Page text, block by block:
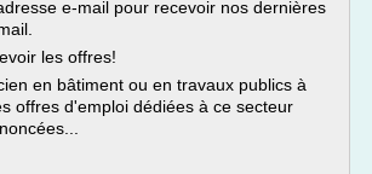
e-mail pour recevoir nos dernières
les offres!
en bâtiment ou en travaux publics à
offres d'emploi dédiées à ce secteur